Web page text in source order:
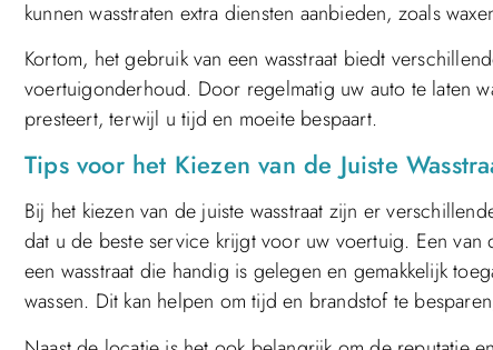
kunnen wasstraten extra diensten aanbieden, zoals
Kortom, het gebruik van een wasstraat biedt
voertuigonderhoud. Door regelmatig uw auto te laten
presteert, terwijl u tijd en moeite bespaart.
Tips voor het Kiezen van de Juiste
Bij het kiezen van de juiste wasstraat zijn er
dat u de beste service krijgt voor uw voertuig. Een
een wasstraat die handig is gelegen en gemakkelijk
wassen. Dit kan helpen om tijd en brandstof te